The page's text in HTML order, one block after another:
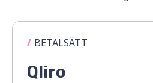
/ BETALSÄTT
Qliro